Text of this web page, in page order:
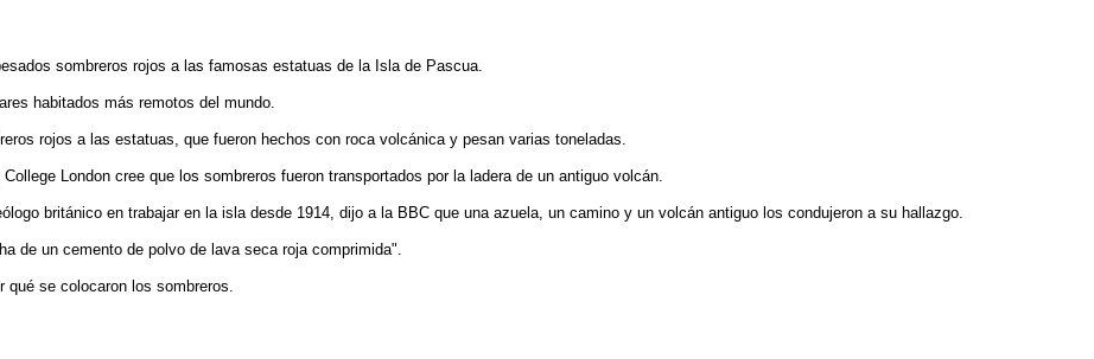
sombreros rojos a las famosas estatuas de la Isla de Pascua.
habitados más remotos del mundo.
rojos a las estatuas, que fueron hechos con roca volcánica y pesan varias toneladas.
London cree que los sombreros fueron transportados por la ladera de un antiguo volcán.
británico en trabajar en la isla desde 1914, dijo a la BBC que una azuela, un camino y un volcán antiguo los condujeron a su hallazgo.
de un cemento de polvo de lava seca roja comprimida".
qué se colocaron los sombreros.